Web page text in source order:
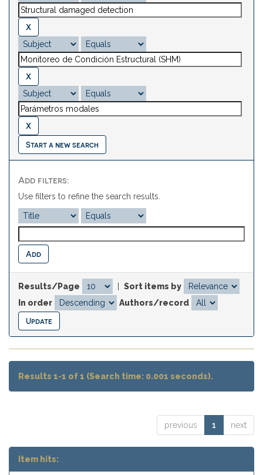
Start a new search
Add filters:
Use filters to refine the search results.
Results/Page
Sort items by
In order
Authors/record
Results 1-1 of 1 (Search time: 0.001 seconds).
previous 1 next
Item hits: